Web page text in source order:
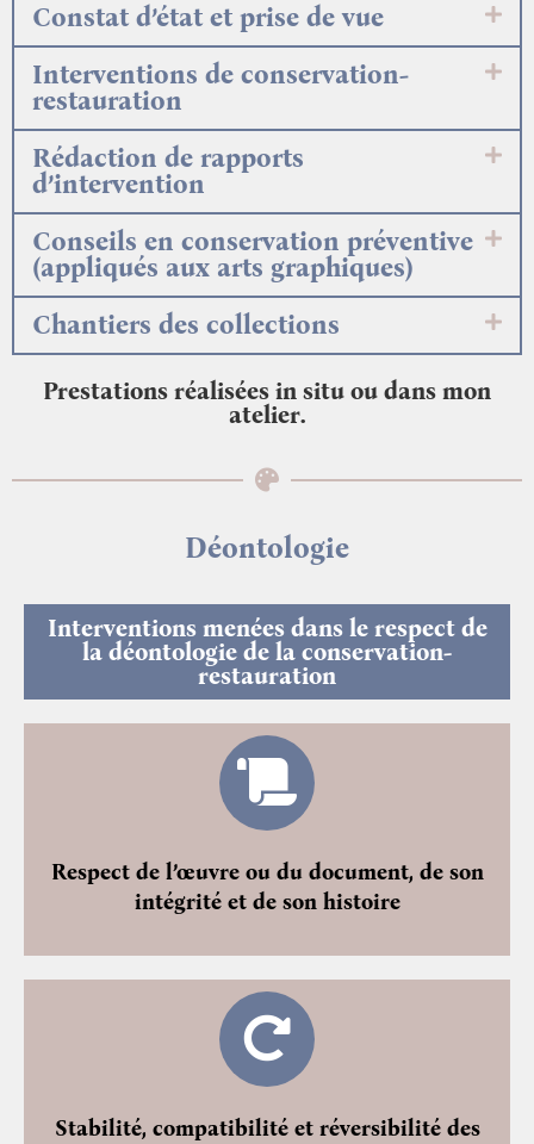
Constat d’état et prise de vue
Interventions de conservation-
restauration
Rédaction de rapports
d’intervention
Conseils en conservation préventive
(appliqués aux arts graphiques)
Chantiers des collections
Prestations réalisées in situ ou dans mon
atelier.
Déontologie
Interventions menées dans le respect de
la déontologie de la conservation-
restauration
Respect de l’œuvre ou du document, de son
intégrité et de son histoire
Stabilité, compatibilité et réversibilité des